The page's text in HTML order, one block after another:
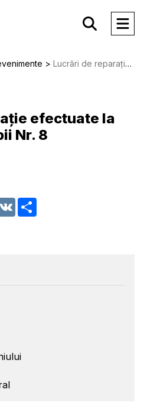
Lucrări de reparație efectuate la gradinița de copii Nr. 8 „Prichindel”
efectuate la
Nr. 8
VK